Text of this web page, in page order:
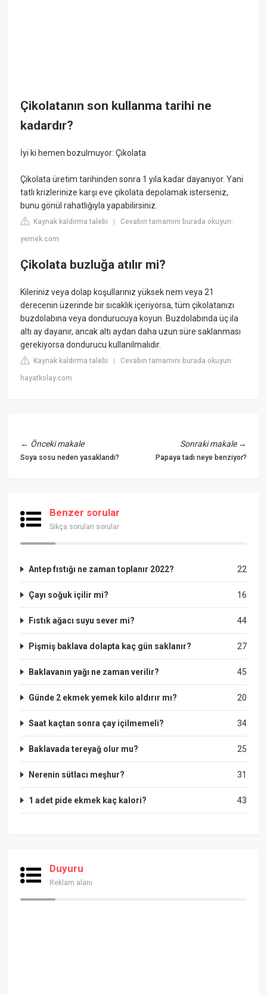
Çikolatanın son kullanma tarihi ne
kadardır?
İyi ki hemen bozulmuyor: Çikolata
Çikolata üretim tarihinden sonra 1 yıla kadar dayanıyor. Yani
tatlı krizlerinize karşı eve çikolata depolamak isterseniz,
bunu gönül rahatlığıyla yapabilirsiniz.
Kaynak kaldırma talebi |Cevabın tamamını burada okuyun:
yemek.com
Çikolata buzluğa atılır mi?
Kileriniz veya dolap koşullarınız yüksek nem veya 21
derecenin üzerinde bir sıcaklık içeriyorsa, tüm çikolatanızı
buzdolabına veya dondurucuya koyun. Buzdolabında üç ila
altı ay dayanır, ancak altı aydan daha uzun süre saklanması
gerekiyorsa dondurucu kullanılmalıdır.
Kaynak kaldırma talebi |Cevabın tamamını burada okuyun:
hayatkolay.com
← Önceki makale
Soya sosu neden yasaklandı?
Sonraki makale→
Papaya tadı neye benziyor?
Benzer sorular
Sıkça sorulan sorular
22
Antep fıstığı ne zaman toplanır 2022?
16
Çayı soğuk içilir mi?
44
Fıstık ağacı suyu sever mi?
27
Pişmiş baklava dolapta kaç gün saklanır?
45
Baklavanın yağı ne zaman verilir?
20
Günde 2 ekmek yemek kilo aldırır mı?
34
Saat kaçtan sonra çay içilmemeli?
25
Baklavada tereyağ olur mu?
31
Nerenin sütlacı meşhur?
43
1 adet pide ekmek kaç kalori?
Duyuru
Reklam alanı